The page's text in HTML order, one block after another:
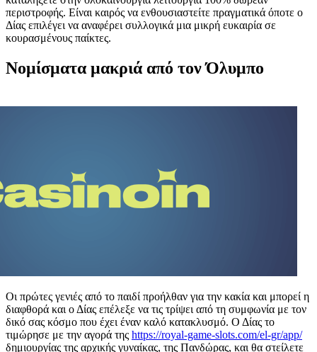
περιστροφής. Είναι καιρός να ενθουσιαστείτε πραγματικά όποτε ο
Δίας επιλέγει να αναφέρει συλλογικά μια μικρή ευκαιρία σε
κουρασμένους παίκτες.
Νομίσματα μακριά από τον Όλυμπο
Οι πρώτες γενιές από το παιδί προήλθαν για την κακία και μπορεί η
διαφθορά και ο Δίας επέλεξε να τις τρίψει από τη συμφωνία με τον
δικό σας κόσμο που έχει έναν καλό κατακλυσμό. Ο Δίας το
τιμώρησε με την αγορά της https://royal-game-slots.com/el-gr/app/
δημιουργίας της αρχικής γυναίκας, της Πανδώρας, και θα στείλετε